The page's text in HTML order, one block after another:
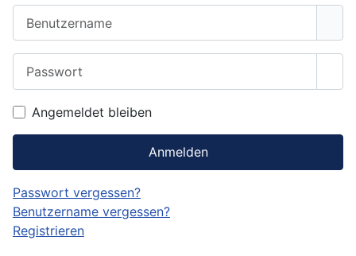
Angemeldet bleiben
Anmelden
Passwort vergessen?
Benutzername vergessen?
Registrieren